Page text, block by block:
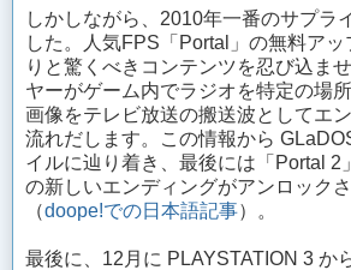
しかしながら、2010年一番のサプラ
した。人気FPS「Portal」の無料ア
りと驚くべきコンテンツを忍び込ま
ヤーがゲーム内でラジオを特定の場
画像をテレビ放送の搬送波としてエ
流れだします。この情報から
イルに辿り着き、最後には「Portal 2
の新しいエンディングがアンロック
（doope!での日本語記事）。
最後に、12月に PLAYSTATION 3 か